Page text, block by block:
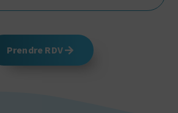
Prendre RDV